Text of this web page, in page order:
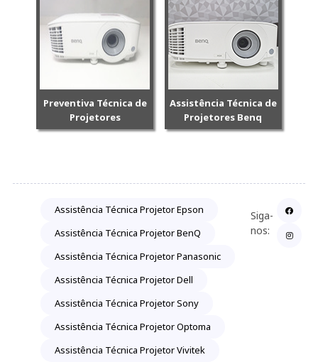
Preventiva Técnica de
Projetores
Assistência Técnica de
Projetores Benq
Assistência Técnica Projetor Epson
Assistência Técnica Projetor BenQ
Assistência Técnica Projetor Panasonic
Assistência Técnica Projetor Dell
Assistência Técnica Projetor Sony
Assistência Técnica Projetor Optoma
Assistência Técnica Projetor Vivitek
Siga-
nos: